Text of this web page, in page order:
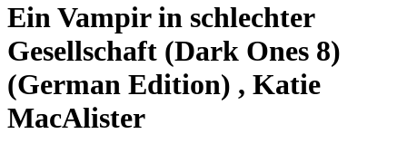
Ein Vampir in schlechter
Gesellschaft (Dark Ones 8)
(German Edition) , Katie
MacAlister